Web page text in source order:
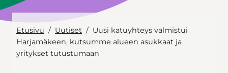
Etusivu Uutiset
Uusi katuyhteys valmistui
Harjamäkeen, kutsumme alueen asukkaat ja
yritykset tutustumaan